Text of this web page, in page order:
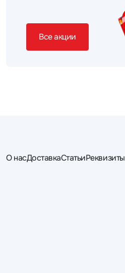
Все акции
О насДоставкаСтатьиРеквизиты